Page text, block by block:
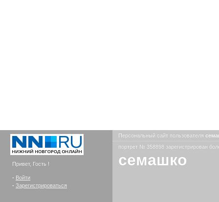
Привет, Гость !
- Войти
- Зарегистрироваться
Персональный сайт пользователя
портрет № 358898 зарегистрирован
семашко